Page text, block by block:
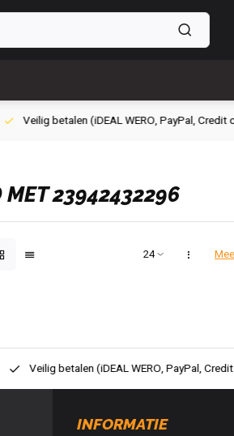
Credit card of Achteraf betalen)
MET 23942432296
Credit card of Achteraf betalen)
INFORMATIE